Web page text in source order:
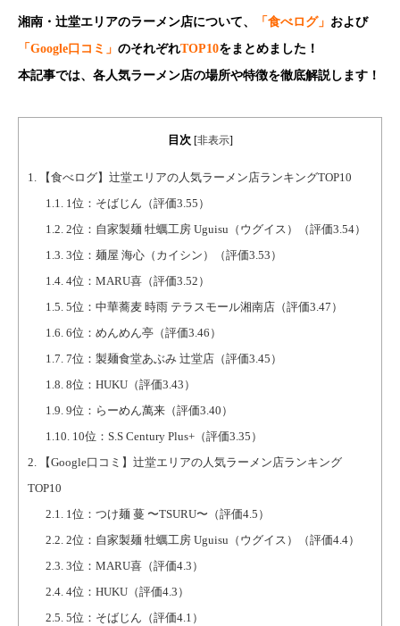
湘南・辻堂エリアのラーメン店について、 「食べログ」 および
「Google口コミ」 のそれぞれTOP10をまとめました！
本記事では、各人気ラーメン店の場所や特徴を徹底解説します！
目次 [非表示]
1. 【食べログ】辻堂エリアの人気ラーメン店ランキングTOP10
1.1.1位：そばじん（評価3.55）
1.2.2位：自家製麺 牡蠣工房 Uguisu（ウグイス）（評価3.54）
1.3.3位：麺屋 海心（カイシン）（評価3.53）
1.4.4位：MARU喜（評価3.52）
1.5.5位：中華蕎麦 時雨 テラスモール湘南店（評価3.47）
1.6.6位：めんめん亭（評価3.46）
1.7.7位：製麺食堂あぶみ 辻堂店（評価3.45）
1.8.8位：HUKU（評価3.43）
1.9.9位：らーめん萬来（評価3.40）
1.10.10位：S.S Century Plus+（評価3.35）
2. 【Google口コミ】辻堂エリアの人気ラーメン店ランキング
TOP10
2.1.1位：つけ麺 蔓 〜TSURU〜（評価4.5）
2.2.2位：自家製麺 牡蠣工房 Uguisu（ウグイス）（評価4.4）
2.3.3位：MARU喜（評価4.3）
2.4.4位：HUKU（評価4.3）
2.5.5位：そばじん（評価4.1）